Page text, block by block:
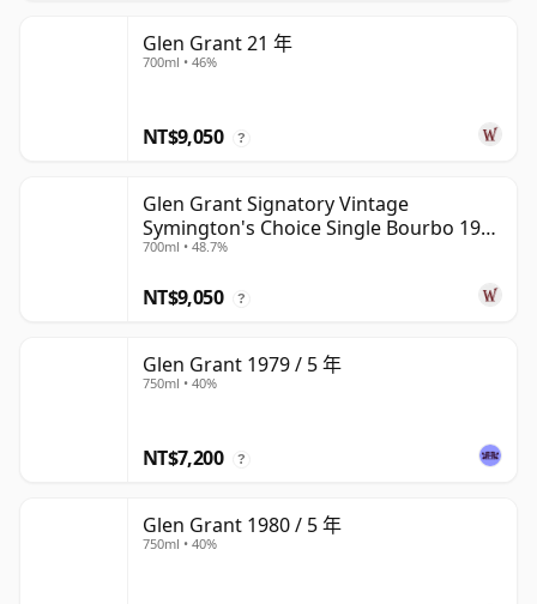
Glen Grant 21 年
700ml • 46%
NT$9,050 ?
Glen Grant Signatory Vintage
Symington's Choice Single Bourbo 1995
30 年
700ml • 48.7%
NT$9,050 ?
Glen Grant 1979 / 5 年
750ml • 40%
NT$7,200 ?
Glen Grant 1980 / 5 年
750ml • 40%